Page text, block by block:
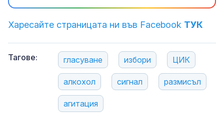
Харесайте страницата ни във Facebook ТУК
Тагове: гласуване избори ЦИК
алкохол сигнал размисъл
агитация